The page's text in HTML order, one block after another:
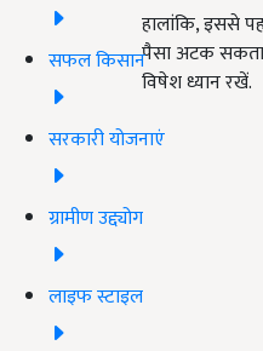
सफल किसान
सरकारी योजनाएं
ग्रामीण उद्द्योग
लाइफ स्टाइल
हालांकि, इससे
पैसा अटक सकता
विषेश ध्यान रखें.